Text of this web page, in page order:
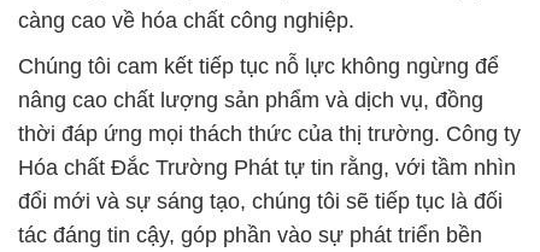
càng cao về hóa chất công nghiệp.
Chúng tôi cam kết tiếp tục nỗ lực không ngừng để
nâng cao chất lượng sản phẩm và dịch vụ, đồng
thời đáp ứng mọi thách thức của thị trường. Công ty
Hóa chất Đắc Trường Phát tự tin rằng, với tầm nhìn
đổi mới và sự sáng tạo, chúng tôi sẽ tiếp tục là đối
tác đáng tin cậy, góp phần vào sự phát triển bền